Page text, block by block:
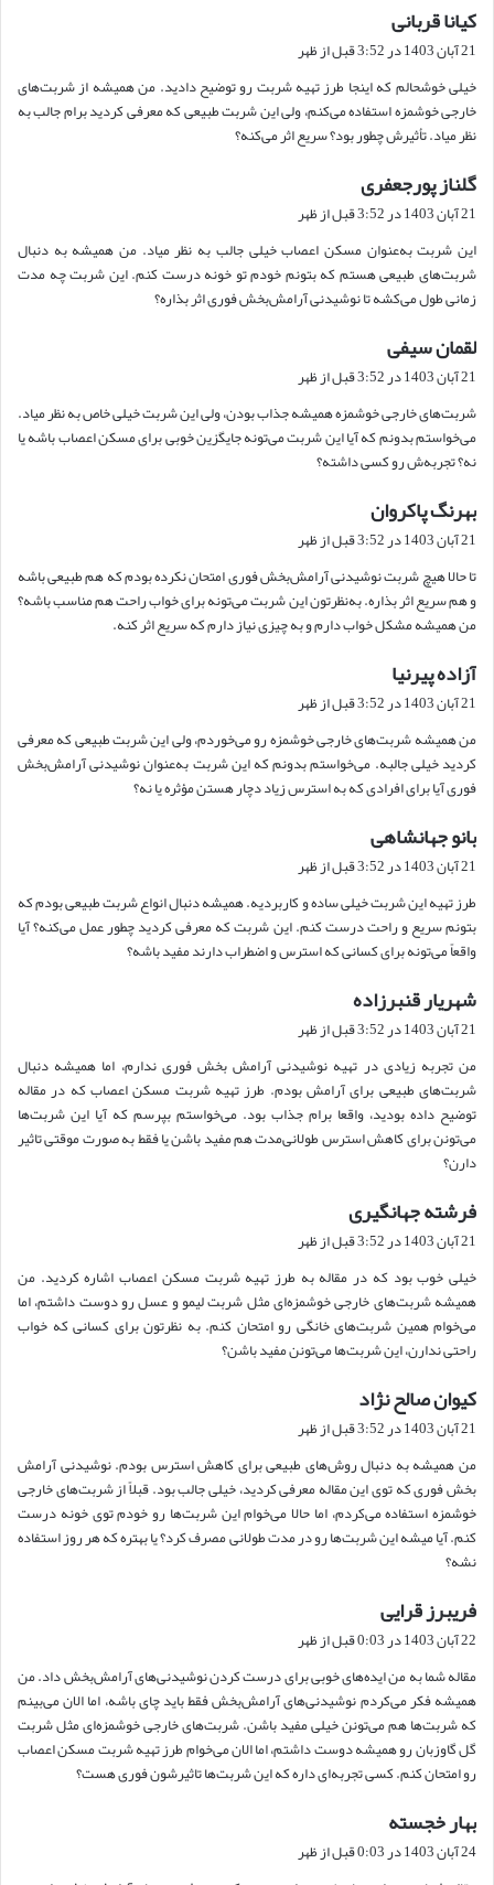
کیانا قربانی
ت
:
21 آبان 1403 در 3:52 قبل از ظهر
خیلی خوشحالم که اینجا طرز تهیه شربت رو توضیح دادید. من همیشه از شربت‌های
خارجی خوشمزه استفاده می‌کنم، ولی این شربت طبیعی که معرفی کردید برام جالب به
نظر میاد. تأثیرش چطور بود؟ سریع اثر می‌کنه؟
گلناز پورجعفریف
:
21 آبان 1403 در 3:52 قبل از ظهر
این شربت به‌عنوان مسکن اعصاب خیلی جالب به نظر میاد. من همیشه به دنبال
شربت‌های طبیعی هستم که بتونم خودم تو خونه درست کنم. این شربت چه مدت
زمانی طول می‌کشه تا نوشیدنی آرامش‌بخش فوری اثر بذاره؟
لقمان سیفیف
:
21 آبان 1403 در 3:52 قبل از ظهر
شربت‌های خارجی خوشمزه همیشه جذاب بودن، ولی این شربت خیلی خاص به نظر میاد.
می‌خواستم بدونم که آیا این شربت می‌تونه جایگزین خوبی برای مسکن اعصاب باشه یا
نه؟ تجربه‌ش رو کسی داشته؟
بهرنگ پاکروانف
:
21 آبان 1403 در 3:52 قبل از ظهر
تا حالا هیچ شربت نوشیدنی آرامش‌بخش فوری امتحان نکرده بودم که هم طبیعی باشه
و هم سریع اثر بذاره. به‌نظرتون این شربت می‌تونه برای خواب راحت هم مناسب باشه؟
من همیشه مشکل خواب دارم و به چیزی نیاز دارم که سریع اثر کنه.
آزاده پیرنیا
ت
:
21 آبان 1403 در 3:52 قبل از ظهر
من همیشه شربت‌های خارجی خوشمزه رو می‌خوردم، ولی این شربت طبیعی که معرفی
کردید خیلی جالبه. می‌خواستم بدونم که این شربت به‌عنوان نوشیدنی آرامش‌بخش
فوری آیا برای افرادی که به استرس زیاد دچار هستن مؤثره یا نه؟
بانو جهانشاهیف
:
21 آبان 1403 در 3:52 قبل از ظهر
طرز تهیه این شربت خیلی ساده و کاربردیه. همیشه دنبال انواع شربت طبیعی بودم که
بتونم سریع و راحت درست کنم. این شربت که معرفی کردید چطور عمل می‌کنه؟ آیا
واقعاً می‌تونه برای کسانی که استرس و اضطراب دارند مفید باشه؟
شهریار قنبرزادهف
ت
:
21 آبان 1403 در 3:52 قبل از ظهر
من تجربه زیادی در تهیه نوشیدنی آرامش بخش فوری ندارم، اما همیشه دنبال
شربت‌های طبیعی برای آرامش بودم. طرز تهیه شربت مسکن اعصاب که در مقاله
توضیح داده بودید، واقعا برام جذاب بود. می‌خواستم بپرسم که آیا این شربت‌ها
می‌تونن برای کاهش استرس طولانی‌مدت هم مفید باشن یا فقط به صورت موقتی تاثیر
دارن؟
فرشته جهانگیری
ت
:
21 آبان 1403 در 3:52 قبل از ظهر
خیلی خوب بود که در مقاله به طرز تهیه شربت مسکن اعصاب اشاره کردید. من
همیشه شربت‌های خارجی خوشمزه‌ای مثل شربت لیمو و عسل رو دوست داشتم، اما
می‌خوام همین شربت‌های خانگی رو امتحان کنم. به نظرتون برای کسانی که خواب
راحتی ندارن، این شربت‌ها می‌تونن مفید باشن؟
کیوان صالح نژادف
ت
:
21 آبان 1403 در 3:52 قبل از ظهر
من همیشه به دنبال روش‌های طبیعی برای کاهش استرس بودم. نوشیدنی آرامش
بخش فوری که توی این مقاله معرفی کردید، خیلی جالب بود. قبلاً از شربت‌های خارجی
خوشمزه استفاده می‌کردم، اما حالا می‌خوام این شربت‌ها رو خودم توی خونه درست
کنم. آیا میشه این شربت‌ها رو در مدت طولانی مصرف کرد؟ یا بهتره که هر روز استفاده
نشه؟
فریبرز قراییف
:
22 آبان 1403 در 0:03 قبل از ظهر
مقاله شما به من ایده‌های خوبی برای درست کردن نوشیدنی‌های آرامش‌بخش داد. من
همیشه فکر می‌کردم نوشیدنی‌های آرامش‌بخش فقط باید چای باشه، اما الان می‌بینم
که شربت‌ها هم می‌تونن خیلی مفید باشن. شربت‌های خارجی خوشمزه‌ای مثل شربت
گل گاوزبان رو همیشه دوست داشتم، اما الان می‌خوام طرز تهیه شربت مسکن اعصاب
رو امتحان کنم. کسی تجربه‌ای داره که این شربت‌ها تاثیرشون فوری هست؟
بهار خجستهف
ت
24 آبان 1403 در 0:03 قبل از ظهر